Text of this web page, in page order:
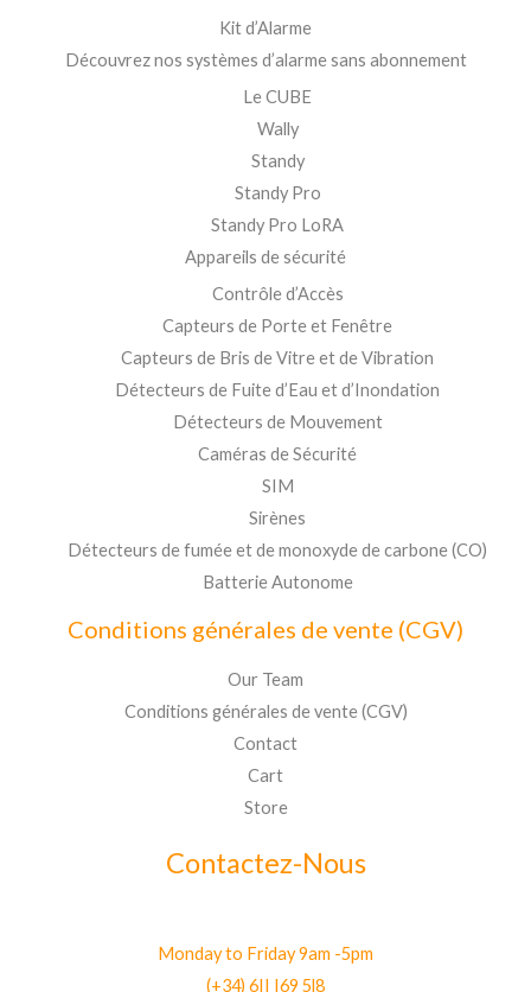
Kit d’Alarme
Découvrez nos systèmes d’alarme sans abonnement
Le CUBE
Wally
Standy
Standy Pro
Standy Pro LoRA
Appareils de sécurité
Contrôle d’Accès
Capteurs de Porte et Fenêtre
Capteurs de Bris de Vitre et de Vibration
Détecteurs de Fuite d’Eau et d’Inondation
Détecteurs de Mouvement
Caméras de Sécurité
SIM
Sirènes
Détecteurs de fumée et de monoxyde de carbone (CO)
Batterie Autonome
Conditions générales de vente (CGV)
Our Team
Conditions générales de vente (CGV)
Contact
Cart
Store
Contactez-Nous
Monday to Friday 9am -5pm
(+34) 6II I69 5l8